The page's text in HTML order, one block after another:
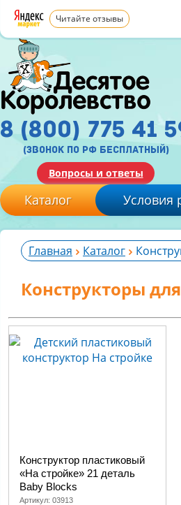
Читайте отзывы
8 (800) 775 41
(звонок по рф бесплатный)
Вопросы и ответы
Каталог Условия
Главная Каталог
Конструкторы
Конструктор пластиковый
«На стройке» 21 деталь
Baby Blocks
Артикул: 03913